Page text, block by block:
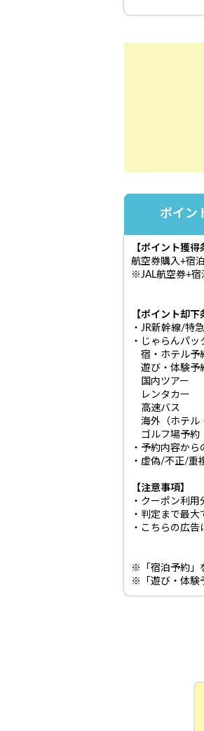
ポイン
【ポイント獲得
航空券購入+宿
※JAL航空券+宿
【ポイント却下
・JR新幹線/特
・じゃらんパ
宿・ホテル予
遊び・体験予
国内ツアー
レンタカー
高速バス
海外（ホテル
ゴルフ場予約
・予約内容から
・虚偽/不正/重
【注意事項】
・クーポン利用
・判定まで最
・こちらの広
※「宿泊予約」
※「遊び・体験